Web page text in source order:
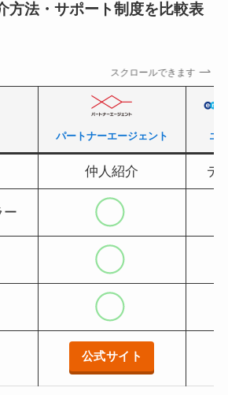
方法・サポート制度を比較表
スクロールできます
パートナーエージェント エ
仲人紹介 デ
ー
公式サイト